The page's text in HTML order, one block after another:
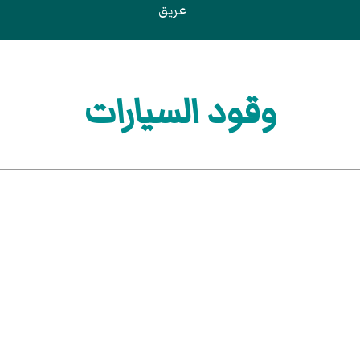
عريق
وقود السيارات